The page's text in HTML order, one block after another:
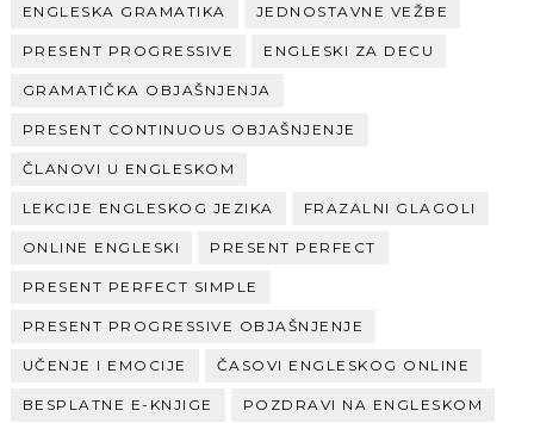
ENGLESKA GRAMATIKA JEDNOSTAVNE VEŽBE
PRESENT PROGRESSIVE ENGLESKI ZA DECU
GRAMATIČKA OBJAŠNJENJA
PRESENT CONTINUOUS OBJAŠNJENJE
ČLANOVI U ENGLESKOM
LEKCIJE ENGLESKOG JEZIKA FRAZALNI GLAGOLI
ONLINE ENGLESKI PRESENT PERFECT
PRESENT PERFECT SIMPLE
PRESENT PROGRESSIVE OBJAŠNJENJE
UČENJE I EMOCIJE ČASOVI ENGLESKOG ONLINE
BESPLATNE E-KNJIGE POZDRAVI NA ENGLESKOM